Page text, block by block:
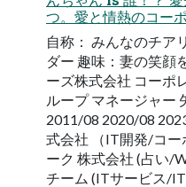
つ。愛と情熱のコー
自称： みんなのチア
ダー 趣味：妻の笑顔
ーズ株式会社 コーポ
ループ マネージャー
2011/08 2020/08
式会社 （IT開発/コー
ーク 株式会社 (占い/
チーム (ITサービス/